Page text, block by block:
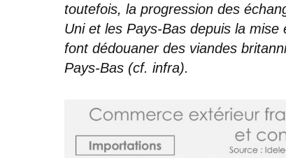
toutefois, la progression des
Uni et les Pays-Bas depuis la
font dédouaner des viandes
Pays-Bas (cf. infra).